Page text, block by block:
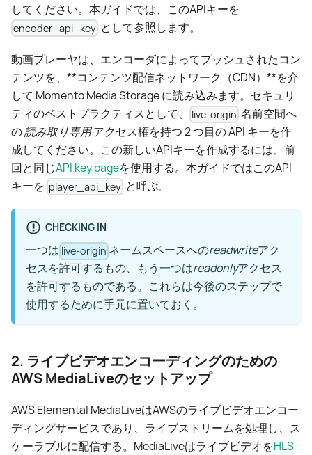
してください。本ガイドでは、このAPIキーを
encoder_api_key として参照します。
動画プレーヤは、エンコーダによってプッシュされたコン
テンツを、**コンテンツ配信ネットワーク（CDN）**を介
して Momento Media Storage に読み込みます。セキュリ
ティのベストプラクティスとして、
live-origin 名前空間へ
の読み取り専用アクセス権を持つ 2 つ目の API キーを作
成してください。この新しいAPIキーを作成するには、前
回と同じAPI key pageを使用する。本ガイドではこのAPI
キーを player_api_key と呼ぶ。
CHECKING IN
一つは live-origin ネームスペースへのreadwriteアク
セスを許可するもの、もう一つはreadonlyアクセス
を許可するものである。これらは今後のステップで
使用するために手元に置いておく。
2. ライブビデオエンコーディングのための
AWS MediaLiveのセットアップ
AWS Elemental MediaLiveはAWSのライブビデオエンコー
ディングサービスであり、ライブストリームを処理し、ス
ケーラブルに配信する。MediaLiveはライブビデオをHLS